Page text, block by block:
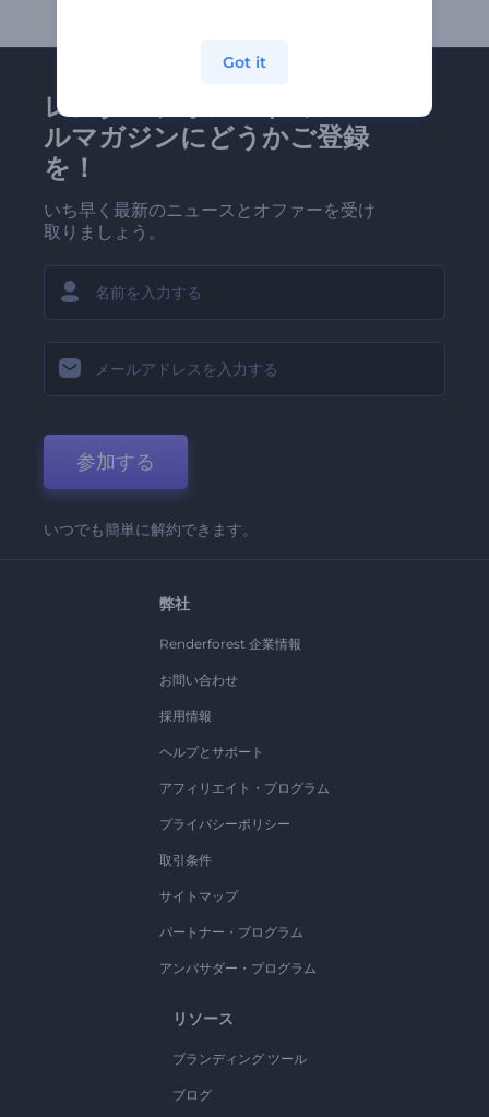
レンダーフォレストのメー
ルマガジンにどうかご登録
を！
いち早く最新のニュースとオファーを受け
取りましょう。
参加する
いつでも簡単に解約できます。
弊社
Renderforest 企業情報
お問い合わせ
採用情報
ヘルプとサポート
アフィリエイト・プログラム
プライバシーポリシー
取引条件
サイトマップ
パートナー・プログラム
アンバサダー・プログラム
リソース
ブランディング ツール
ブログ
Got it